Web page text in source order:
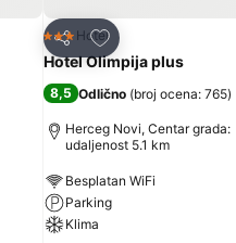
Deli
Dodati u favorite
3 Zvezdice
Hotel
Hotel Olimpija plus
8,5 Odlično (broj ocena: 765)
Herceg Novi, Centar grada:
udaljenost 5.1 km
Besplatan WiFi
Parking
Klima